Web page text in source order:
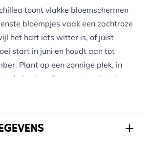
toont vlakke bloemschermen
bloempjes vaak een zachtroze
het hart iets witter is, of juist
start in juni en houdt aan tot
Plant op een zonnige plek, in
bodem. Deze vaste plant is
Een beschermlaag
veel nectar en pollen voor